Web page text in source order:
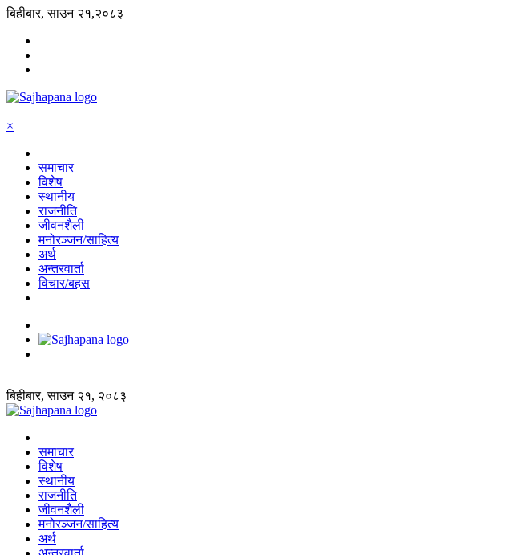
बिहीबार, साउन २१,२०८३
×
समाचार
विशेष
स्थानीय
राजनीति
जीवनशैली
मनोरञ्जन/साहित्य
अर्थ
अन्तरवार्ता
विचार/बहस
बिहीबार, साउन २१, २०८३
समाचार
विशेष
स्थानीय
राजनीति
जीवनशैली
मनोरञ्जन/साहित्य
अर्थ